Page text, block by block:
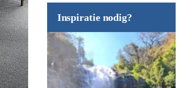
Inspiratie nodig?